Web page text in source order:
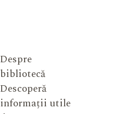
Despre
bibliotecă
Descoperă
informații utile